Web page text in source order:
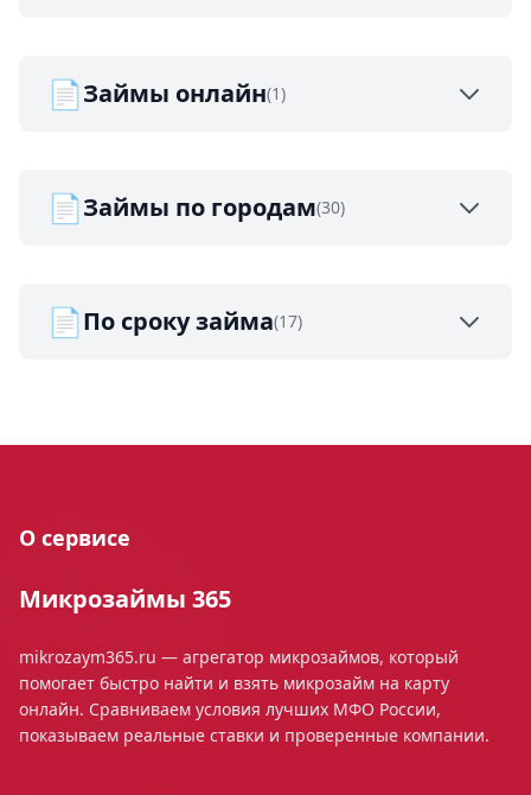
📄Займы онлайн(1)
📄Займы по городам(30)
📄По сроку займа(17)
О сервисе
Микрозаймы 365
mikrozaym365.ru — агрегатор микрозаймов, который
помогает быстро найти и взять микрозайм на карту
онлайн. Сравниваем условия лучших МФО России,
показываем реальные ставки и проверенные компании.